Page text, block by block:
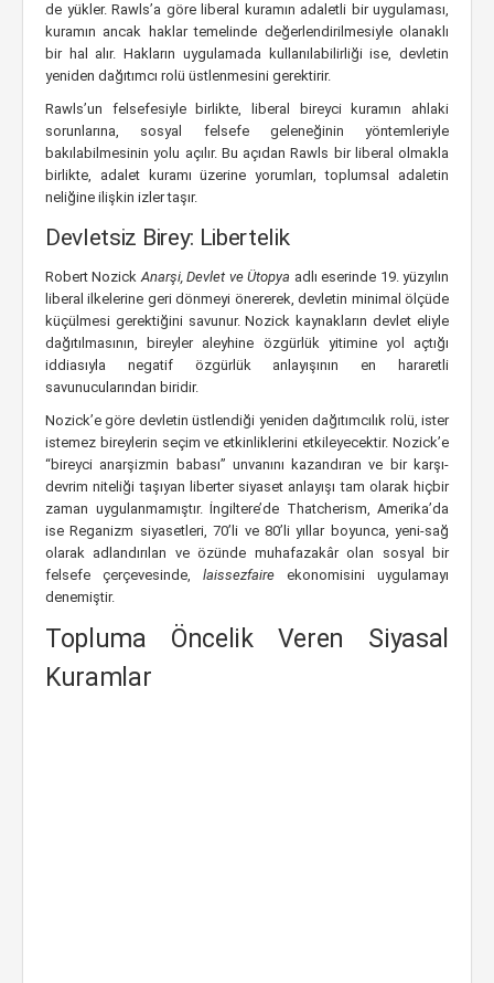
de yükler. Rawls’a göre liberal kuramın adaletli bir uygulaması,
kuramın ancak haklar temelinde değerlendirilmesiyle olanaklı
bir hal alır. Hakların uygulamada kullanılabilirliği ise, devletin
yeniden dağıtımcı rolü üstlenmesini gerektirir.
Rawls’un felsefesiyle birlikte, liberal bireyci kuramın ahlaki
sorunlarına, sosyal felsefe geleneğinin yöntemleriyle
bakılabilmesinin yolu açılır. Bu açıdan Rawls bir liberal olmakla
birlikte, adalet kuramı üzerine yorumları, toplumsal adaletin
neliğine ilişkin izler taşır.
Devletsiz Birey: Libertelik
Robert NozickAnarşi, Devlet ve Ütopya adlı eserinde 19. yüzyılın
liberal ilkelerine geri dönmeyi önererek, devletin minimal ölçüde
küçülmesi gerektiğini savunur. Nozick kaynakların devlet eliyle
dağıtılmasının, bireyler aleyhine özgürlük yitimine yol açtığı
iddiasıyla negatif özgürlük anlayışının en hararetli
savunucularından biridir.
Nozick’e göre devletin üstlendiği yeniden dağıtımcılık rolü, ister
istemez bireylerin seçim ve etkinliklerini etkileyecektir. Nozick’e
“bireyci anarşizmin babası” unvanını kazandıran ve bir karşı-
devrim niteliği taşıyan liberter siyaset anlayışı tam olarak hiçbir
zaman uygulanmamıştır. İngiltere’de Thatcherism, Amerika’da
ise Reganizm siyasetleri, 70’li ve 80’li yıllar boyunca, yeni-sağ
olarak adlandırılan ve özünde muhafazakâr olan sosyal bir
felsefe çerçevesinde, laissezfaire ekonomisini uygulamayı
denemiştir.
Topluma Öncelik Veren Siyasal
Kuramlar